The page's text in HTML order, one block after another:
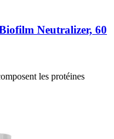
Neutralizer, 60
les protéines